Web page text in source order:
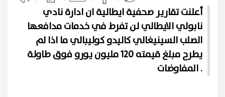
أعلنت تقارير صحفية ايطالية ان ادارة نادي
نابولي الايطالي لن تفرط في خدمات مدافعها
الصلب السينيغالي كاليدو كوليبالي ما اذا لم
يطرح مبلغ قيمته 120 مليون يورو فوق طاولة
المفاوضات .